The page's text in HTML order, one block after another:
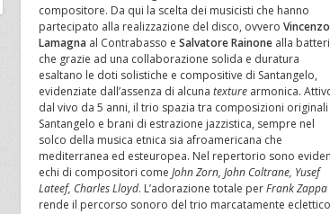
compositore. Da qui la scelta dei musicisti che hanno
partecipato alla realizzazione del disco, ovvero Vincenzo
Lamagna al Contrabasso e Salvatore Rainone alla
che grazie ad una collaborazione solida e duratura
esaltano le doti solistiche e compositive di Santangelo,
evidenziate dall’assenza di alcuna texture armonica.
dal vivo da 5 anni, il trio spazia tra composizioni
Santangelo e brani di estrazione jazzistica, sempre nel
solco della musica etnica sia afroamericana che
mediterranea ed esteuropea. Nel repertorio sono
echi di compositori come John Zorn, John Coltrane, Yusef
Lateef, Charles Lloyd. L’adorazione totale perFrank Zappa
rende il percorso sonoro del trio marcatamente